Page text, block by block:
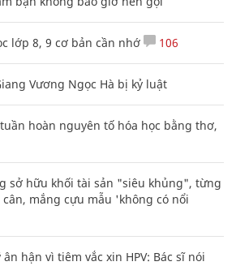
lớp 8, 9 cơ bản cần nhớ 106
Vương Ngọc Hà bị kỷ luật
hoàn nguyên tố hóa học bằng thơ,
sở hữu khối tài sản "siêu khủng", từng
mắng cựu mẫu 'không có nổi
hận vì tiêm vắc xin HPV: Bác sĩ nói